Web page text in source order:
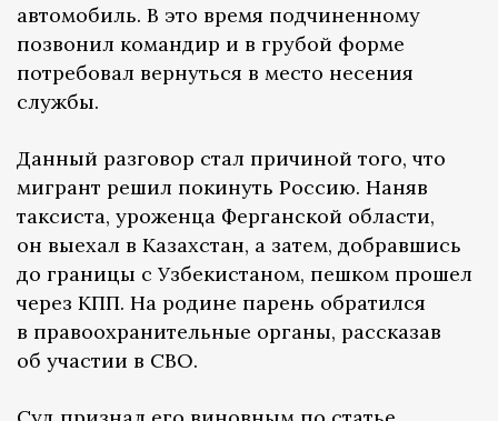
автомобиль. В это время подчиненному
позвонил командир и в грубой форме
потребовал вернуться в место несения
службы.
Данный разговор стал причиной того, что
мигрант решил покинуть Россию. Наняв
таксиста, уроженца Ферганской области,
он выехал в Казахстан, а затем, добравшись
до границы с Узбекистаном, пешком прошел
через КПП. На родине парень обратился
в правоохранительные органы, рассказав
об участии в СВО.